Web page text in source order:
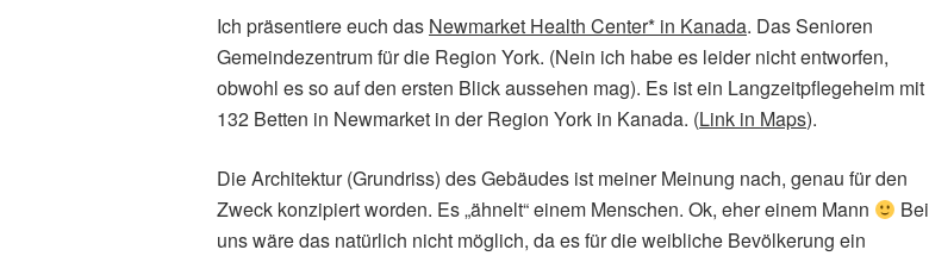
Ich präsentiere euch das Newmarket Health Center* in Kanada. Das Senioren
Gemeindezentrum für die Region York. (Nein ich habe es leider nicht entworfen,
obwohl es so auf den ersten Blick aussehen mag). Es ist ein Langzeitpflegeheim mit
132 Betten in Newmarket in der Region York in Kanada. (Link in Maps).
Die Architektur (Grundriss) des Gebäudes ist meiner Meinung nach, genau für den
Zweck konzipiert worden. Es „ähnelt“ einem Menschen. Ok, eher einem Mann
Bei
uns wäre das natürlich nicht möglich, da es für die weibliche Bevölkerung ein